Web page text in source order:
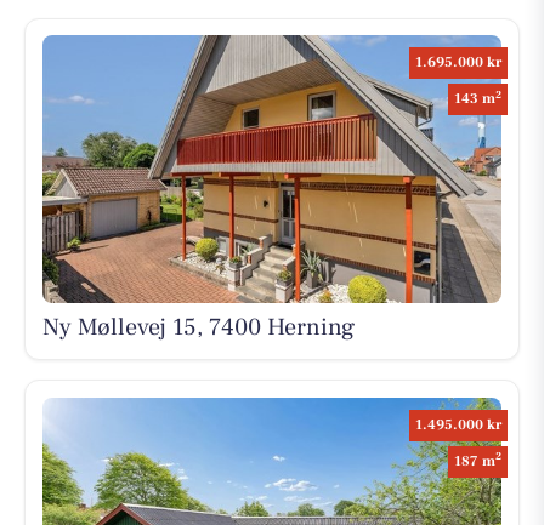
1.695.000 kr
143 m2
Ny Møllevej 15, 7400 Herning
1.495.000 kr
187 m2